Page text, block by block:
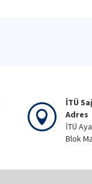
İTÜ
Adres
İTÜ
Blok